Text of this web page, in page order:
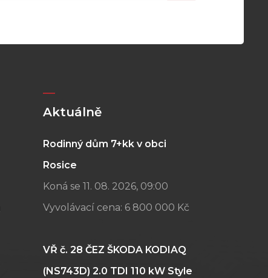
Aktuálně
Rodinný dům 7+kk v obci
Rosice
Koná se 11. 08. 2026, 09:00
Vyvolávací cena: 6 800 000 Kč
VŘ č. 28 ČEZ ŠKODA KODIAQ
(NS743D) 2.0 TDI 110 kW Style